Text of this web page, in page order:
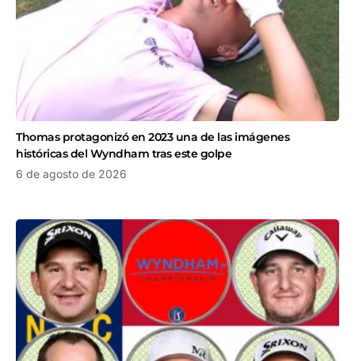
Thomas protagonizó en 2023 una de las imágenes
históricas del Wyndham tras este golpe
6 de agosto de 2026